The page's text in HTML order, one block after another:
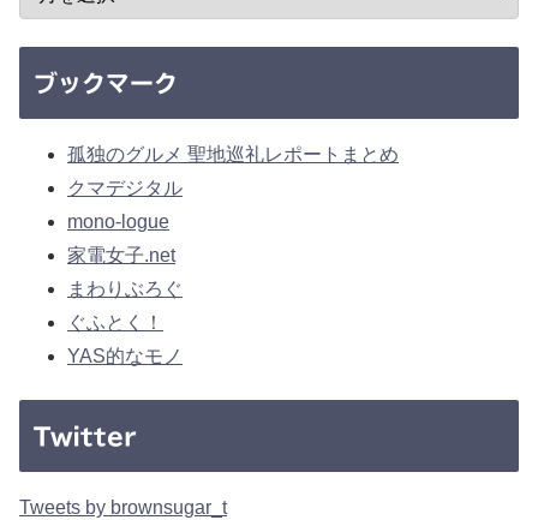
ブックマーク
孤独のグルメ 聖地巡礼レポートまとめ
クマデジタル
mono-logue
家電女子.net
まわりぶろぐ
ぐふとく！
YAS的なモノ
Twitter
Tweets by brownsugar_t